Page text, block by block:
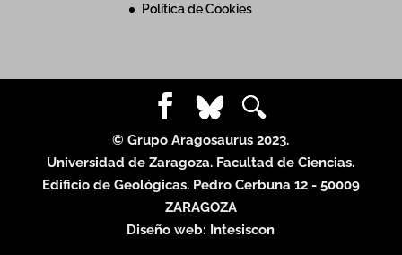
Política de Cookies
© Grupo Aragosaurus 2023.
Universidad de Zaragoza. Facultad de Ciencias.
Edificio de Geológicas. Pedro Cerbuna 12 - 50009
ZARAGOZA
Diseño web: Intesiscon